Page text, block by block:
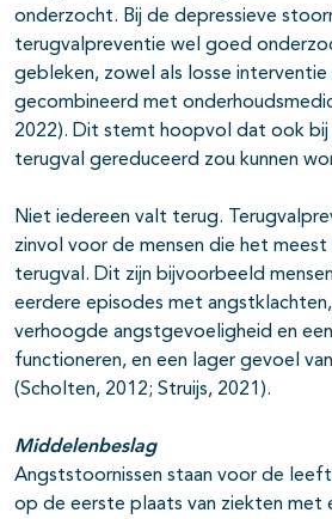
onderzocht. Bij de depressieve
terugvalpreventie wel goed
gebleken, zowel als losse interventie
gecombineerd met
2022). Dit stemt hoopvol dat ook bij
terugval gereduceerd zou kunnen
Niet iedereen valt terug.
zinvol voor de mensen die het
terugval. Dit zijn bijvoorbeeld
eerdere episodes met
verhoogde angstgevoeligheid en
functioneren, en een lager gevoel
(Scholten, 2012; Struijs, 2021).
Middelenbeslag
Angststoornissen staan voor de
op de eerste plaats van ziekten met